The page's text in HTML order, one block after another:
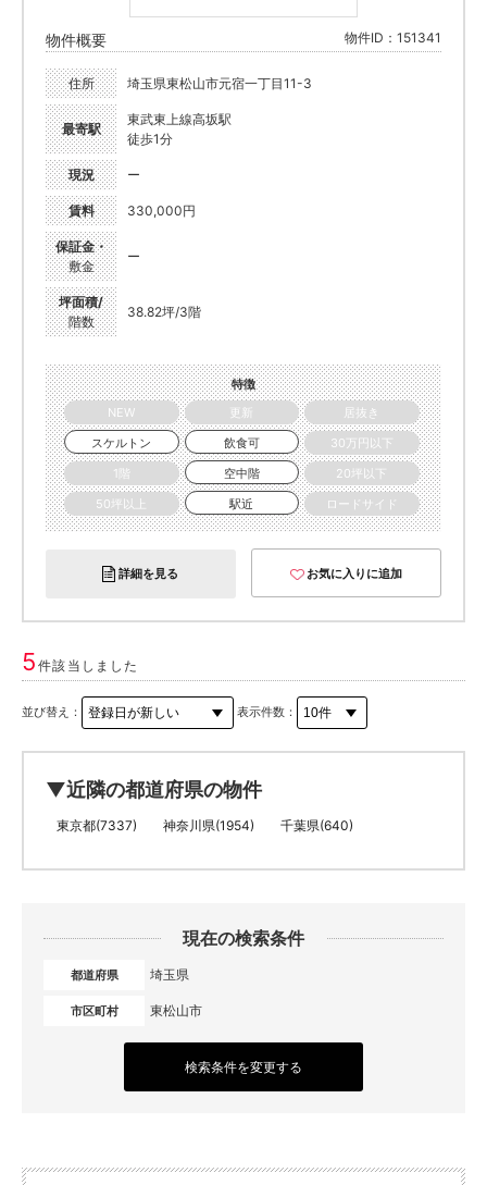
物件概要 物件ID：151341
住所 埼玉県東松山市元宿一丁目11-3
最寄駅
東武東上線高坂駅
徒歩1分
現況 ー
賃料 330,000円
保証金・
敷金
ー
坪面積/
階数
38.82坪/3階
特徴
NEW
更新
居抜き
スケルトン
飲食可
30万円以下
1階
空中階
20坪以下
50坪以上
駅近 ロードサイド
詳細を見る お気に入りに追加
5件該当しました
並び替え： 表示件数：
▼近隣の都道府県の物件
東京都(7337) 神奈川県(1954) 千葉県(640)
現在の検索条件
都道府県 埼玉県
市区町村 東松山市
検索条件を変更する